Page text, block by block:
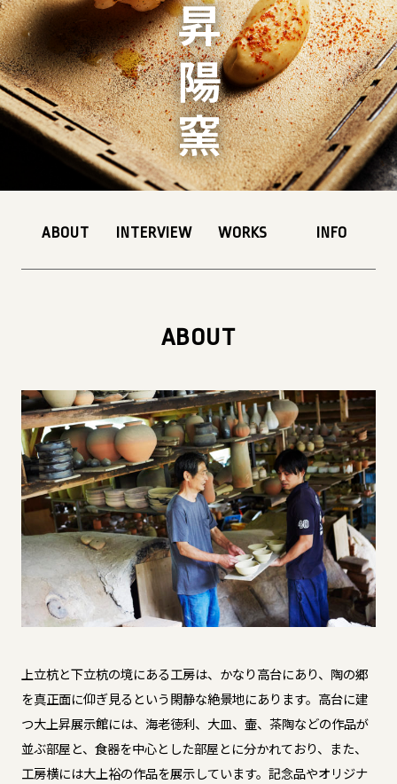
昇陽窯
ABOUT INTERVIEW WORKS INFO
ABOUT
上立杭と下立杭の境にある工房は、かなり高台にあり、陶の郷
を真正面に仰ぎ見るという閑静な絶景地にあります。高台に建
つ大上昇展示館には、海老徳利、大皿、壷、茶陶などの作品が
並ぶ部屋と、食器を中心とした部屋とに分かれており、また、
工房横には大上裕の作品を展示しています。記念品やオリジナ